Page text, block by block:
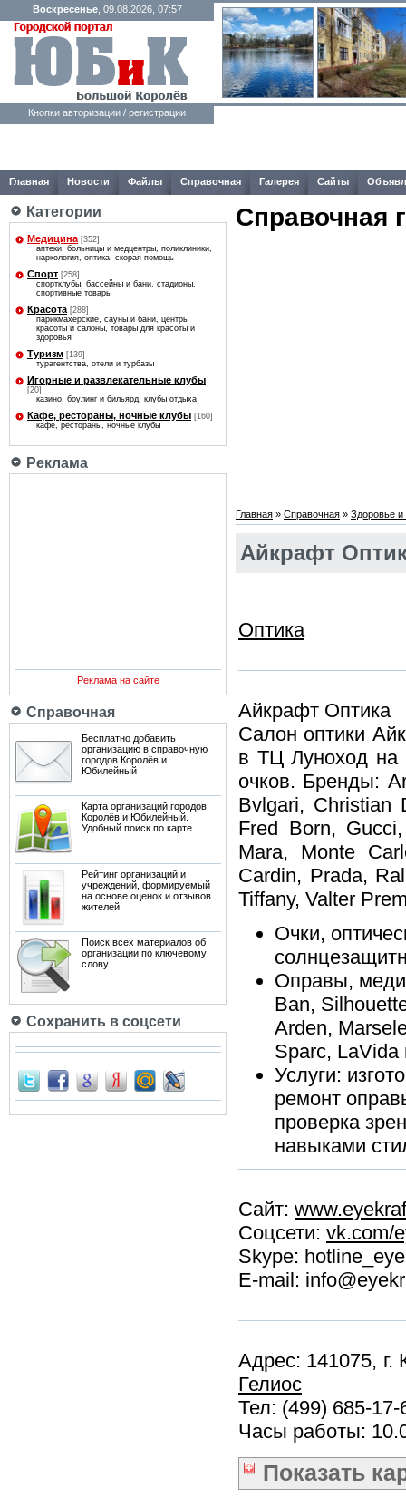
Воскресенье, 09.08.2026, 07:57
Кнопки авторизации / регистрации
Главная Новости Файлы Справочная Галерея Сайты
Категории
Медицина [352]
аптеки, больницы и медцентры, поликлиники,
наркология, оптика, скорая помощь
Спорт [258]
спортклубы, бассейны и бани, стадионы,
спортивные товары
Красота [288]
парикмахерские, сауны и бани, центры
красоты и салоны, товары для красоты и
здоровья
Туризм [139]
турагентства, отели и турбазы
Игорные и развлекательные клубы
[20]
казино, боулинг и бильярд, клубы отдыха
Кафе, рестораны, ночные клубы [160]
кафе, рестораны, ночные клубы
Реклама
Реклама на сайте
Справочная
Бесплатно добавить
организацию в справочную
городов Королёв и
Юбилейный
Карта организаций городов
Королёв и Юбилейный.
Удобный поиск по карте
Рейтинг организаций и
учреждений, формируемый
на основе оценок и отзывов
жителей
Поиск всех материалов об
организации по ключевому
слову
Сохранить в соцсети
Справочная
Главная » Справочная » Здоровье и
Айкрафт
Оптика
Айкрафт Оптика
Салон оптики
в ТЦ Луноход на
очков. Бренды:
Bvlgari, Christian
Fred Born,
Mara, Monte
Cardin, Prada,
Tiffany, Valter
Очки,
Оправы,
Ban,
Arden,
Sparc, LaVida
Услуги:
ремонт
проверка
навыками
Сайт:
Соцсети: vk.com/
Skype:
E-mail:
Адрес: 141075, г.
Гелиос
Тел: (499) 685-17-
Часы работы:
Показать